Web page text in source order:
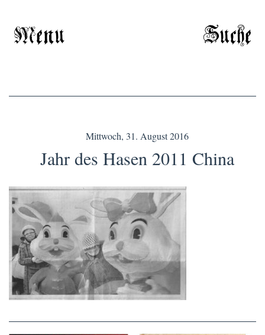
Menu Suche
Mittwoch, 31. August 2016
Jahr des Hasen 2011 China